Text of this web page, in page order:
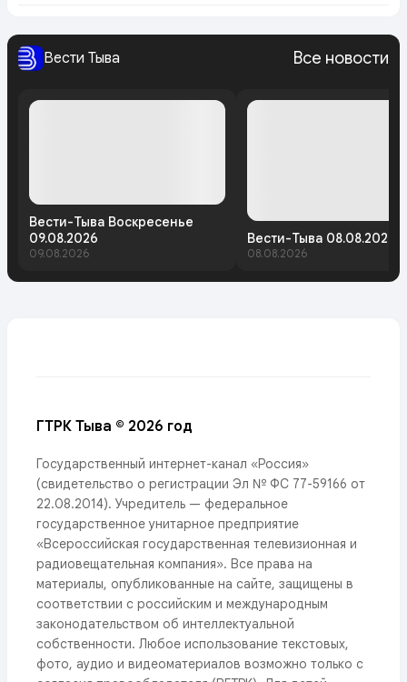
Вести Тыва Все новости
Вести-Тыва Воскресенье
09.08.2026
09.08.2026
Вести-Тыва 08.08.2026
08.08.2026
ГТРК Тыва © 2026 год
Государственный интернет-канал «Россия»
(свидетельство о регистрации Эл № ФС 77-59166 от
22.08.2014). Учредитель — федеральное
государственное унитарное предприятие
«Всероссийская государственная телевизионная и
радиовещательная компания». Все права на
материалы, опубликованные на сайте, защищены в
соответствии с российским и международным
законодательством об интеллектуальной
собственности. Любое использование текстовых,
фото, аудио и видеоматериалов возможно только с